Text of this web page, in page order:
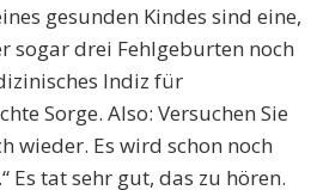
gesunden Kindes sind eine,
sogar drei Fehlgeburten noch
Indiz für
Sorge. Also: Versuchen Sie
wieder. Es wird schon noch
Es tat sehr gut, das zu hören.